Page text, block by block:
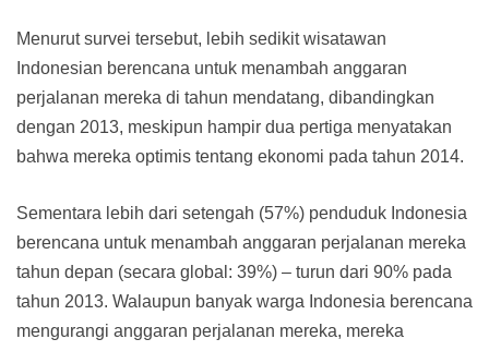
Menurut survei tersebut, lebih sedikit wisatawan
Indonesian berencana untuk menambah anggaran
perjalanan mereka di tahun mendatang, dibandingkan
dengan 2013, meskipun hampir dua pertiga menyatakan
bahwa mereka optimis tentang ekonomi pada tahun 2014.
Sementara lebih dari setengah (57%) penduduk Indonesia
berencana untuk menambah anggaran perjalanan mereka
tahun depan (secara global: 39%) – turun dari 90% pada
tahun 2013. Walaupun banyak warga Indonesia berencana
mengurangi anggaran perjalanan mereka, mereka